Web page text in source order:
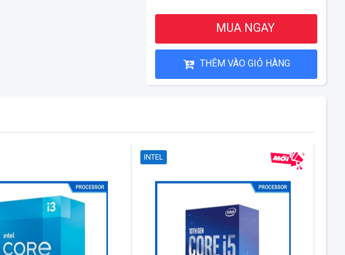
MUA NGAY
THÊM VÀO GIỎ HÀNG
INTEL